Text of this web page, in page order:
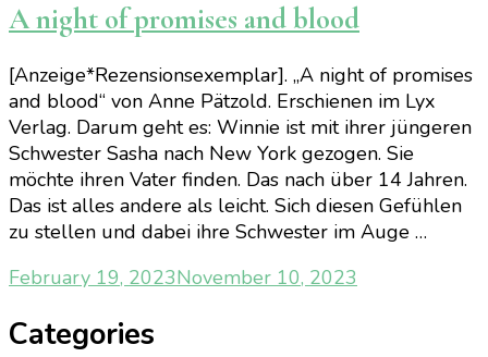
A night of promises and blood
[Anzeige*Rezensionsexemplar]. „A night of promises
and blood“ von Anne Pätzold. Erschienen im Lyx
Verlag. Darum geht es: Winnie ist mit ihrer jüngeren
Schwester Sasha nach New York gezogen. Sie
möchte ihren Vater finden. Das nach über 14 Jahren.
Das ist alles andere als leicht. Sich diesen Gefühlen
zu stellen und dabei ihre Schwester im Auge …
February 19, 2023November 10, 2023
Categories